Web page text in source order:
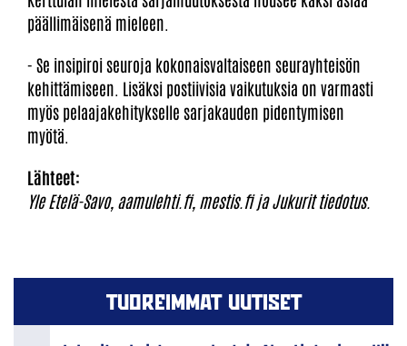
päällimäisenä mieleen.
- Se insipiroi seuroja kokonaisvaltaiseen seurayhteisön
kehittämiseen. Lisäksi postiivisia vaikutuksia on varmasti
myös pelaajakehitykselle sarjakauden pidentymisen
myötä.
Lähteet:
Yle Etelä-Savo, aamulehti.fi, mestis.fi ja Jukurit tiedotus.
TUOREIMMAT UUTISET